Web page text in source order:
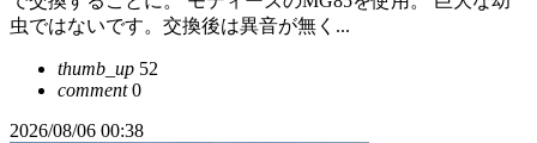
虫ではないです。交換後は異音が無く...
thumb_up 52
comment0
2026/08/06 00:38